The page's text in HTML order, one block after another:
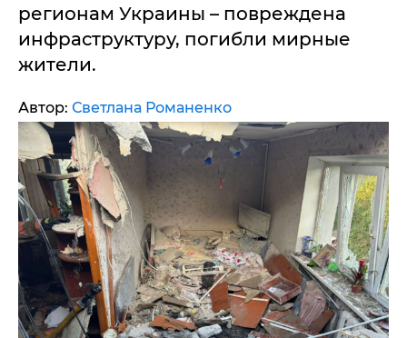
регионам Украины – повреждена
инфраструктуру, погибли мирные
жители.
Автор: Светлана Романенко